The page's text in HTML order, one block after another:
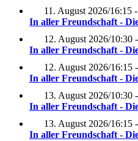
11. August 2026/16:15
In aller Freundschaft -
12. August 2026/10:30
In aller Freundschaft -
12. August 2026/16:15
In aller Freundschaft -
13. August 2026/10:30
In aller Freundschaft -
13. August 2026/16:15
In aller Freundschaft -